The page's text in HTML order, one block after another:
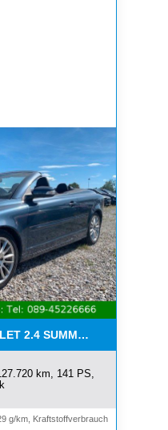
2.4
km, 141 PS,
g/km, Kraftstoffverbrauch